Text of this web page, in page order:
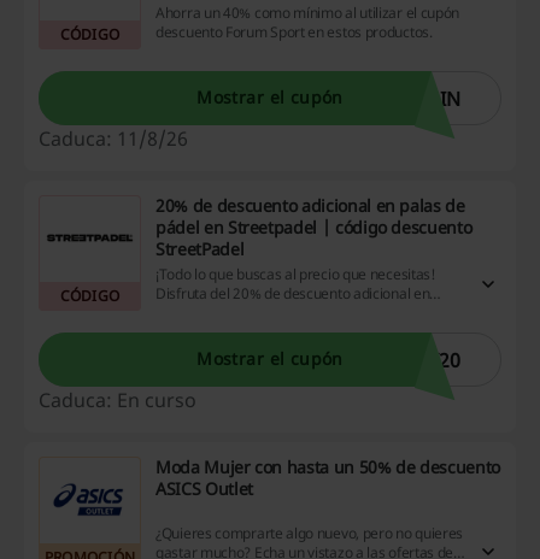
CÓDIGO
Ahorra un 40% como mínimo al utilizar el cupón
descuento Forum Sport en estos productos.
Mostrar el cupón
MIN
Caduca: 11/8/26
CÓDIGO
20% de descuento adicional en palas de
pádel en Streetpadel | código descuento
StreetPadel
¡Todo lo que buscas al precio que necesitas!
Disfruta del 20% de descuento adicional en
perder!
Mostrar el cupón
Y20
Caduca: En curso
Moda Mujer con hasta un 50% de descuento
ASICS Outlet
¿Quieres comprarte algo nuevo, pero no quieres
gastar mucho? Echa un vistazo a las ofertas de